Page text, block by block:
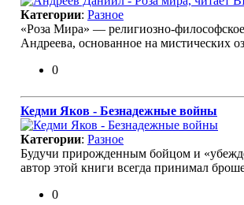
Категории: Разное
«Роза Мира» — религиозно-
Андреева, основанное на мистических
0
Кедми Яков - Безнадежные войны
Категории: Разное
Будучи прирожденным бойцом и
автор этой книги всегда принимал
0